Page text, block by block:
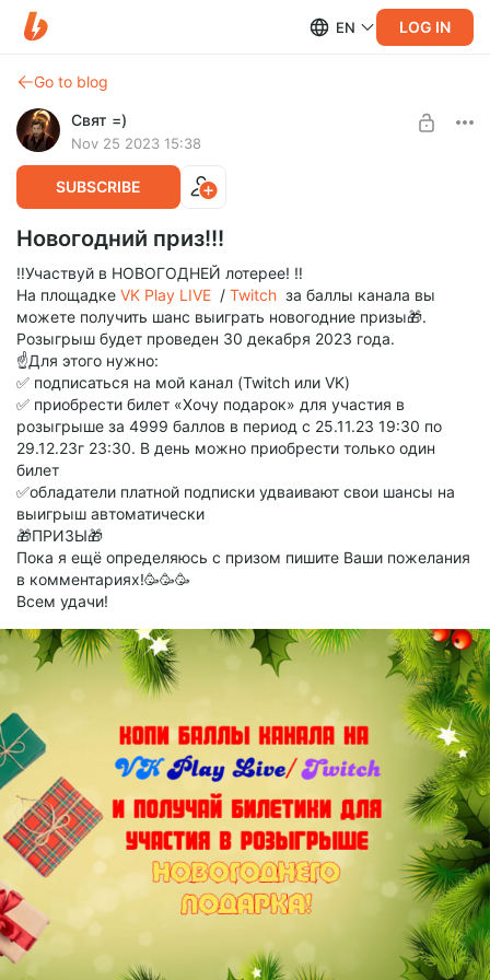
EN LOG IN
Go to blog
Свят =)
Nov 25 2023 15:38
SUBSCRIBE
Новогодний приз!!!
‼️Участвуй в НОВОГОДНЕЙ лотерее! ‼️
На площадке VK Play LIVE / Twitch за баллы канала вы
можете получить шанс выиграть новогодние призы🎁.
Розыгрыш будет проведен 30 декабря 2023 года.
☝️Для этого нужно:
✅ подписаться на мой канал (Twitch или VK)
✅ приобрести билет «Хочу подарок» для участия в
розыгрыше за 4999 баллов в период с 25.11.23 19:30 по
29.12.23г 23:30. В день можно приобрести только один
билет
✅обладатели платной подписки удваивают свои шансы на
выигрыш автоматически
🎁ПРИЗЫ🎁
Пока я ещё определяюсь с призом пишите Ваши пожелания
в комментариях!🥳🥳🥳
Всем удачи!